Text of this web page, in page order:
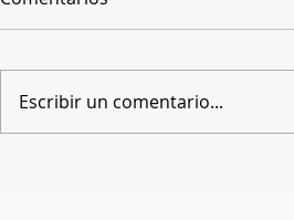
Escribir un comentario...